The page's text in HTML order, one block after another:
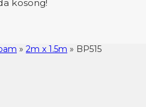
kosong!
» 2m x 1.5m » BP515